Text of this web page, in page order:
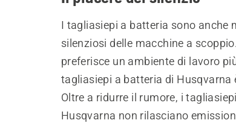
I tagliasiepi a batteria sono anche
silenziosi delle macchine a
preferisce un ambiente di lavoro
tagliasiepi a batteria di Husqvarna
Oltre a ridurre il rumore, i
Husqvarna non rilasciano